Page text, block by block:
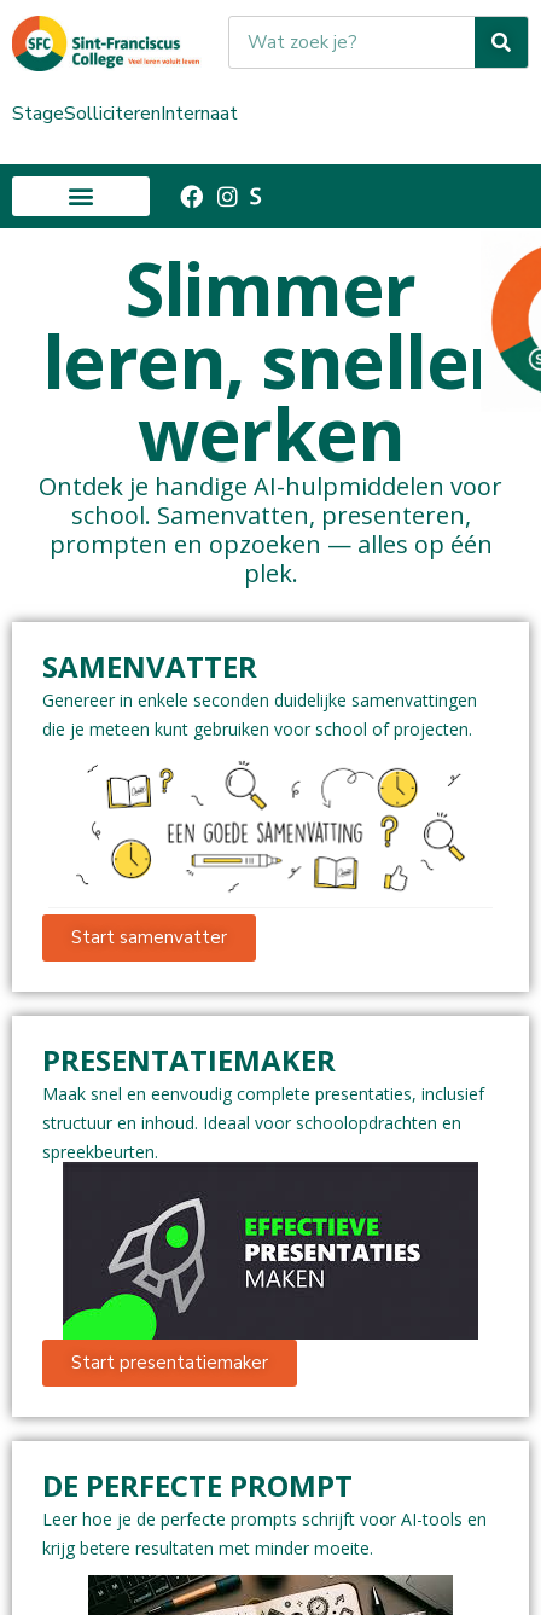
StageSolliciterenInternaat
Slimmer
leren, sneller
werken
Ontdek je handige AI-hulpmiddelen voor
school. Samenvatten, presenteren,
prompten en opzoeken — alles op één
plek.
SAMENVATTER
Genereer in enkele seconden duidelijke samenvattingen
die je meteen kunt gebruiken voor school of projecten.
Start samenvatter
PRESENTATIEMAKER
Maak snel en eenvoudig complete presentaties, inclusief
structuur en inhoud. Ideaal voor schoolopdrachten en
spreekbeurten.
Start presentatiemaker
DE PERFECTE PROMPT
Leer hoe je de perfecte prompts schrijft voor AI-tools en
krijg betere resultaten met minder moeite.